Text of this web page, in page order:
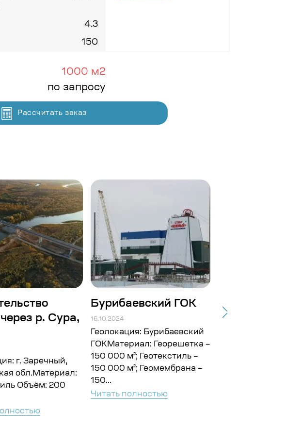
4.3
150
1000 м2
по запросу
Рассчитать заказ
р. Сура,
г. Заречный,
обл.Материал:
Объём: 200
Бурибаевский ГОК
16.10.2024
Геолокация: Бурибаевский
ГОКМатериал: Георешетка –
150 000 м²; Геотекстиль –
150 000 м²; Геомембрана –
150...
Читать полностью
Строит-во